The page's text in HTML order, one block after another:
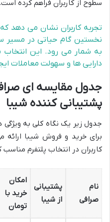
سطوح از کاربران فراهم کرده است.
تجربه کاربران نشان می دهد
نخستین گام حیاتی در مسیر
به شمار می رود. این انتخاب
دارایی ها و سهولت معاملات
جدول مقایسه ای
پشتیبانی کننده شیبا
جدول زیر یک نگاه کلی به
برای خرید و فروش شیبا
کاربران در انتخاب پلتفرم
نام
صرافی
پشتیبانی
از شیبا
امکان
خرید با
تومان